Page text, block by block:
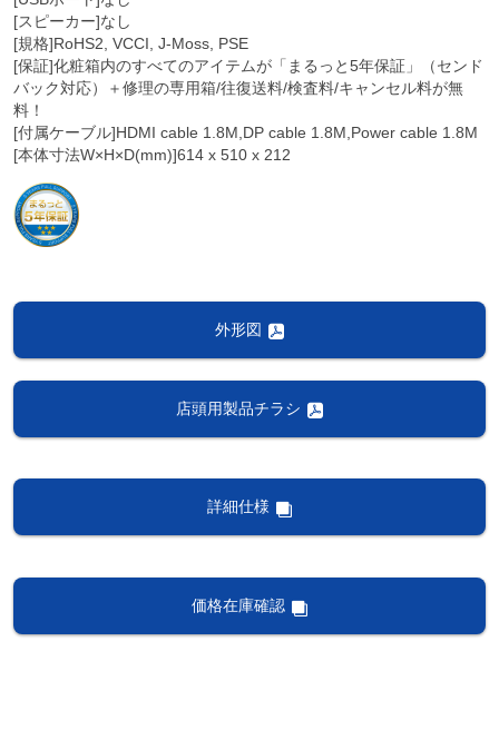
[スピーカー]なし
[規格]RoHS2, VCCI, J-Moss, PSE
[保証]化粧箱内のすべてのアイテムが「まるっと5年保証」（センド
バック対応）＋修理の専用箱/往復送料/検査料/キャンセル料が無
料！
[付属ケーブル]HDMI cable 1.8M,DP cable 1.8M,Power cable 1.8M
[本体寸法W×H×D(mm)]614 x 510 x 212
外形図
店頭用製品チラシ
詳細仕様
価格在庫確認